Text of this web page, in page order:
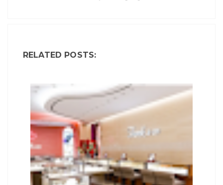
RELATED POSTS: